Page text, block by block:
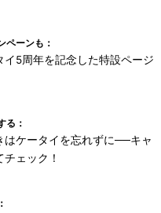
ペーンも：
イ5周年を記念した特設ページ
る：
はケータイを忘れずに──キャ
ェック！